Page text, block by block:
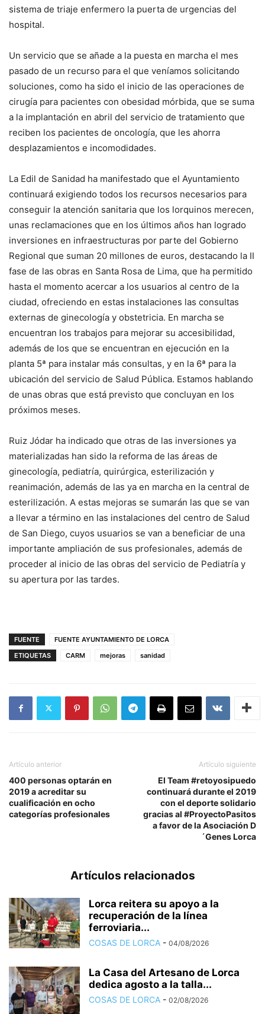
sistema de triaje enfermero la puerta de urgencias del
hospital.
Un servicio que se añade a la puesta en marcha el mes
pasado de un recurso para el que veníamos solicitando
soluciones, como ha sido el inicio de las operaciones de
cirugía para pacientes con obesidad mórbida, que se suma
a la implantación en abril del servicio de tratamiento que
reciben los pacientes de oncología, que les ahorra
desplazamientos e incomodidades.
La Edil de Sanidad ha manifestado que el Ayuntamiento
continuará exigiendo todos los recursos necesarios para
conseguir la atención sanitaria que los lorquinos merecen,
unas reclamaciones que en los últimos años han logrado
inversiones en infraestructuras por parte del Gobierno
Regional que suman 20 millones de euros, destacando la II
fase de las obras en Santa Rosa de Lima, que ha permitido
hasta el momento acercar a los usuarios al centro de la
ciudad, ofreciendo en estas instalaciones las consultas
externas de ginecología y obstetricia. En marcha se
encuentran los trabajos para mejorar su accesibilidad,
además de los que se encuentran en ejecución en la
planta 5ª para instalar más consultas, y en la 6ª para la
ubicación del servicio de Salud Pública. Estamos hablando
de unas obras que está previsto que concluyan en los
próximos meses.
Ruiz Jódar ha indicado que otras de las inversiones ya
materializadas han sido la reforma de las áreas de
ginecología, pediatría, quirúrgica, esterilización y
reanimación, además de las ya en marcha en la central de
esterilización. A estas mejoras se sumarán las que se van
a llevar a término en las instalaciones del centro de Salud
de San Diego, cuyos usuarios se van a beneficiar de una
importante ampliación de sus profesionales, además de
proceder al inicio de las obras del servicio de Pediatría y
su apertura por las tardes.
FUENTE
FUENTE AYUNTAMIENTO DE LORCA
ETIQUETAS
CARM mejoras sanidad
Artículo anterior
400 personas optarán en
2019 a acreditar su
cualificación en ocho
categorías profesionales
Artículo siguiente
El Team #retoyosipuedo
continuará durante el 2019
con el deporte solidario
gracias al #ProyectoPasitos
a favor de la Asociación D
´Genes Lorca
Artículos relacionados
Lorca reitera su apoyo a la
recuperación de la línea
ferroviaria...
COSAS DE LORCA - 04/08/2026
La Casa del Artesano de Lorca
dedica agosto a la talla...
COSAS DE LORCA - 02/08/2026